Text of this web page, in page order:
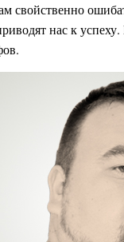
свойственно
нас к